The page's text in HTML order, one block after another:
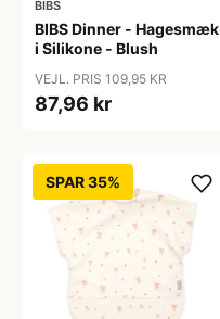
BIBS
BIBS Dinner - Hagesmæk
i Silikone - Blush
VEJL. PRIS 109,95 KR
87,96 kr
SPAR 35%